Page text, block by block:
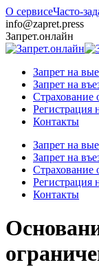
О сервисеЧасто-
info@zapret.press
Запрет.онлайн
Запрет на
Запрет на
Страхование
Регистрация
Контакты
Запрет на
Запрет на
Страхование
Регистрация
Контакты